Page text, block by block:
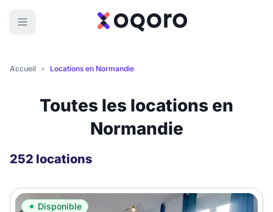
Accueil » Locations en Normandie
Toutes les locations en
Normandie
252 locations
Disponible